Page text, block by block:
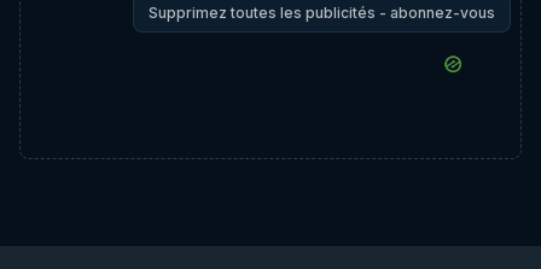
Supprimez toutes les publicités - abonnez-vous